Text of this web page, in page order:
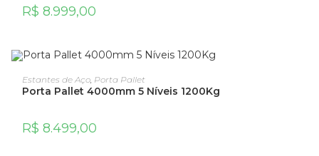
R$ 8.999,00
ADICIONAR AO CARRINHO
Estantes de Aço Porta Pallet
Porta Pallet 4000mm 5 Níveis 1200Kg
R$ 8.499,00